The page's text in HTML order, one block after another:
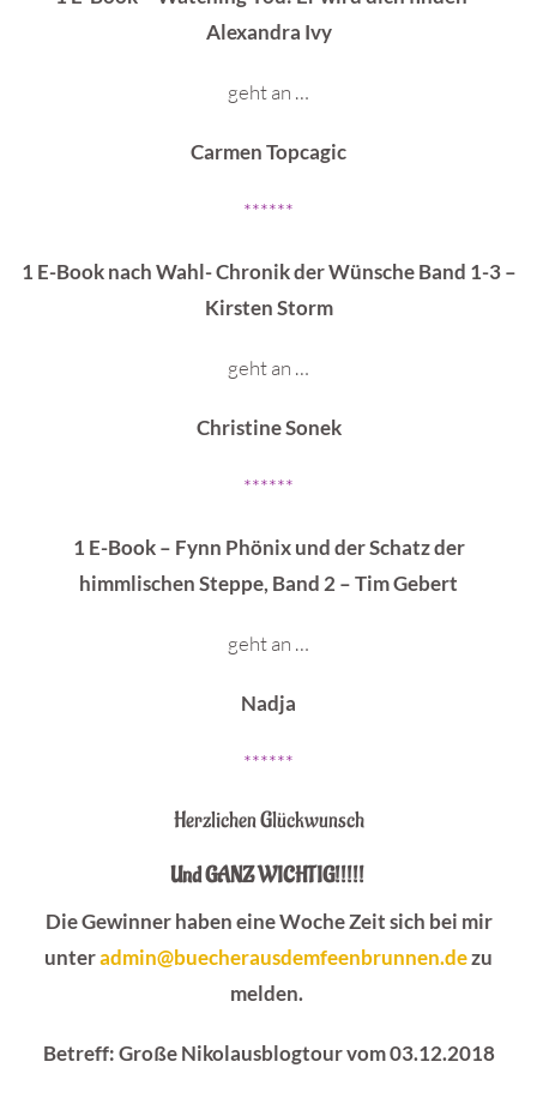
Alexandra Ivy
geht an …
Carmen Topcagic
******
1 E-Book nach Wahl- Chronik der Wünsche Band 1-3 –
Kirsten Storm
geht an …
Christine Sonek
******
1 E-Book – Fynn Phönix und der Schatz der
himmlischen Steppe, Band 2 – Tim Gebert
geht an …
Nadja
******
Herzlichen Glückwunsch
Und GANZ WICHTIG!!!!!
Die Gewinner haben eine Woche Zeit sich bei mir
unteradmin@buecherausdemfeenbrunnen.dezu
melden.
Betreff: Große Nikolausblogtour vom 03.12.2018